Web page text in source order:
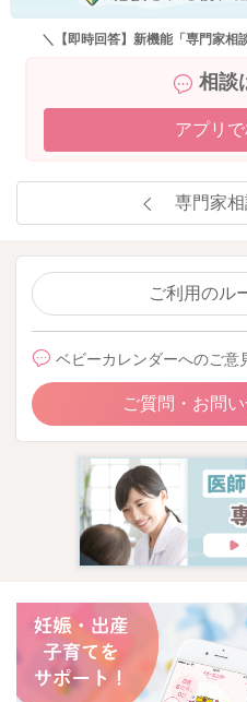
よろしくお願いいたします。
＼【即時回答】新機能「専門家相
相談
アプリ
専門家
ご利用のル
ベビーカレンダーへのご意
ご質問・お問